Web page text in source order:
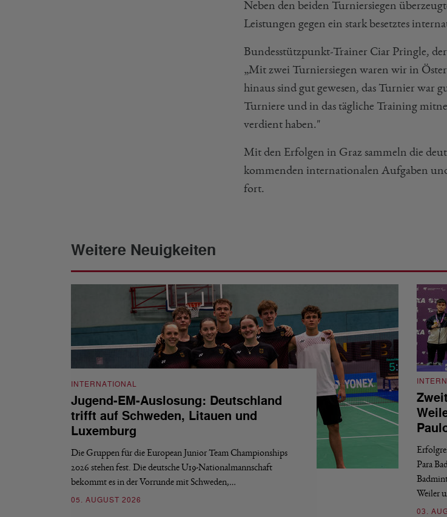
Neben den beiden Turniersiegen
Leistungen gegen ein stark besetztes
Bundesstützpunkt-Trainer Ciar Pringle,
„Mit zwei Turniersiegen waren wir in
hinaus sind gut gewesen, das Turnier war
Turniere und in das tägliche Training
verdient haben."
Mit den Erfolgen in Graz sammeln die
kommenden internationalen Aufgaben
fort.
Weitere Neuigkeiten
INTERNATIONAL
Jugend-EM-Auslosung: Deutschland
trifft auf Schweden, Litauen und
Luxemburg
Die Gruppen für die European Junior Team Championships
2026 stehen fest. Die deutsche U19-Nationalmannschaft
bekommt es in der Vorrunde mit Schweden,…
05. AUGUST 2026
Para
Weiler
03.